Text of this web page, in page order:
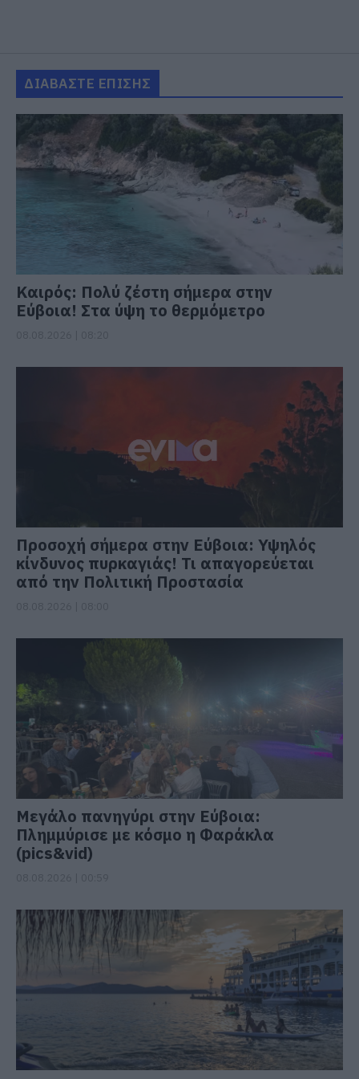
ΔΙΑΒΑΣΤΕ ΕΠΙΣΗΣ
Καιρός: Πολύ ζέστη σήμερα στην
Εύβοια! Στα ύψη το θερμόμετρο
Προσοχή σήμερα στην Εύβοια: Υψηλός
κίνδυνος πυρκαγιάς! Τι απαγορεύεται
από την Πολιτική Προστασία
Μεγάλο πανηγύρι στην Εύβοια:
Πλημμύρισε με κόσμο η Φαράκλα
(pics&vid)